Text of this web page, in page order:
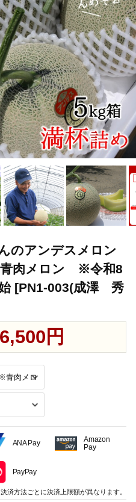
のアンデスメロン
青肉メロン ※令和8
[PN1-003(成澤 秀
円
ANA Pay
Amazon
Pay
PayPay
決済方法ごとに決済上限額が異なります。